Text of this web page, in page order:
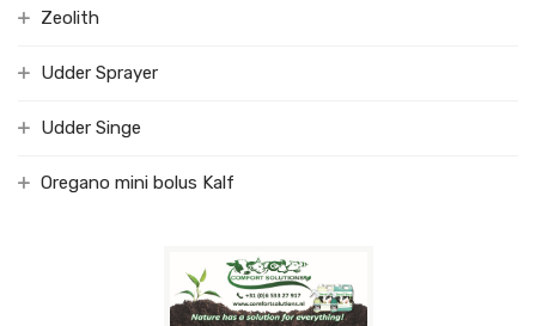
Zeolith
Udder Sprayer
Udder Singe
Oregano mini bolus Kalf